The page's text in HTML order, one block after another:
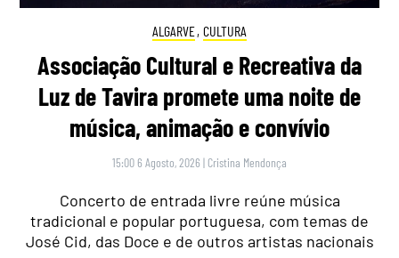
ALGARVE, CULTURA
Associação Cultural e Recreativa da
Luz de Tavira promete uma noite de
música, animação e convívio
15:00 6 Agosto, 2026 | Cristina Mendonça
Concerto de entrada livre reúne música
tradicional e popular portuguesa, com temas de
José Cid, das Doce e de outros artistas nacionais